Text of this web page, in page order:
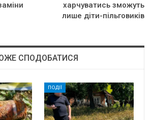
харчуватись зможуть
лише діти-пільговиків
СПОДОБАТИСЯ
ПОДІЇ